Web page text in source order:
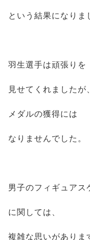
という結果になりま
羽生選手は頑張りを
見せてくれましたが
メダルの獲得には
なりませんでした。
男子のフィギュアス
に関しては、
複雑な思いがありま